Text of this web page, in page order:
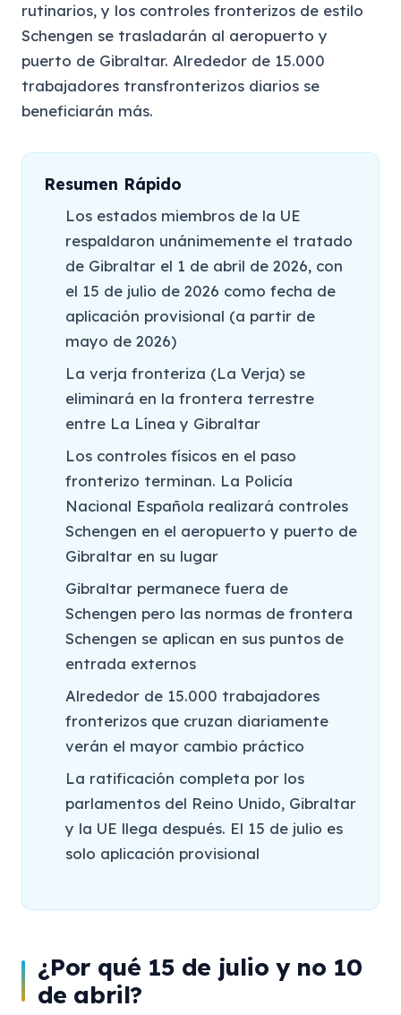
rutinarios, y los controles fronterizos de estilo
Schengen se trasladarán al aeropuerto y
puerto de Gibraltar. Alrededor de 15.000
trabajadores transfronterizos diarios se
beneficiarán más.
Resumen Rápido
Los estados miembros de la UE
respaldaron unánimemente el tratado
de Gibraltar el 1 de abril de 2026, con
el 15 de julio de 2026 como fecha de
aplicación provisional (a partir de
mayo de 2026)
La verja fronteriza (La Verja) se
eliminará en la frontera terrestre
entre La Línea y Gibraltar
Los controles físicos en el paso
fronterizo terminan. La Policía
Nacional Española realizará controles
Schengen en el aeropuerto y puerto de
Gibraltar en su lugar
Gibraltar permanece fuera de
Schengen pero las normas de frontera
Schengen se aplican en sus puntos de
entrada externos
Alrededor de 15.000 trabajadores
fronterizos que cruzan diariamente
verán el mayor cambio práctico
La ratificación completa por los
parlamentos del Reino Unido, Gibraltar
y la UE llega después. El 15 de julio es
solo aplicación provisional
¿Por qué 15 de julio y no 10
de abril?